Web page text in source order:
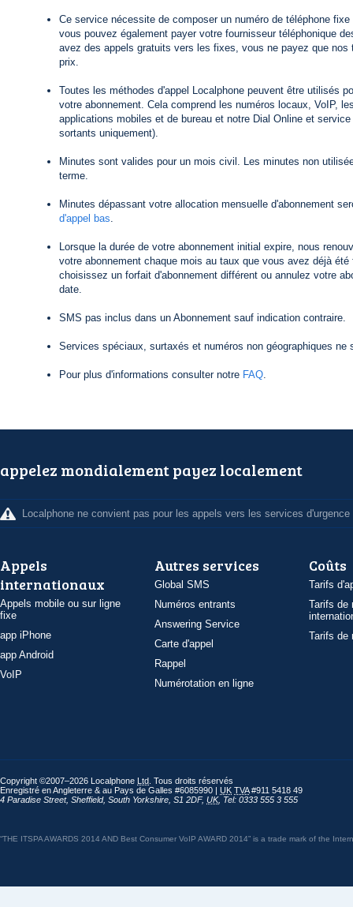
Ce service nécessite de composer un numéro de téléphone
vous pouvez également payer votre fournisseur téléphonique
avez des appels gratuits vers les fixes, vous ne payez que nos
prix.
Toutes les méthodes d'appel Localphone peuvent être utilisés
votre abonnement. Cela comprend les numéros locaux, VoIP,
applications mobiles et de bureau et notre Dial Online et
sortants uniquement).
Minutes sont valides pour un mois civil. Les minutes non
terme.
Minutes dépassant votre allocation mensuelle d'abonnement
d'appel bas.
Lorsque la durée de votre abonnement initial expire, nous
votre abonnement chaque mois au taux que vous avez déjà
choisissez un forfait d'abonnement différent ou annulez votre
date.
SMS pas inclus dans un Abonnement sauf indication contraire.
Services spéciaux, surtaxés et numéros non géographiques ne
Pour plus d'informations consulter notre FAQ.
appelez mondialement payez localement
Localphone ne convient pas pour les appels vers les services d'urgence
Appels
internationaux
Appels mobile ou sur ligne
fixe
app iPhone
app Android
VoIP
Autres services
Global SMS
Numéros entrants
Answering Service
Carte d'appel
Rappel
Numérotation en ligne
Coûts
Tarifs
Tarifs de
Tarifs de
Copyright ©2007–2026 Localphone Ltd . Tous droits réservés
Enregistré en Angleterre & au Pays de Galles #6085990 | UK TVA#911 5418 49
4 Paradise Street, Sheffield, South Yorkshire S1 2DF, UK, Tel: 0333 555 3 555
“THE ITSPA AWARDS 2014 AND Best Consumer VoIP AWARD 2014” is a trade mark of the